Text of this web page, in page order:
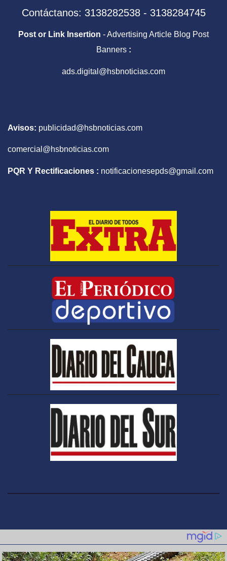
Contáctanos: 3138282538 - 3138284745
Post or Link Insertion - Advertising Article Blog Post
Banners :
ads.digital@hsbnoticias.com
Avisos: publicidad@hsbnoticias.com
comercial@hsbnoticias.com
PQR Y Rectificaciones : notificacionesepds@gmail.com